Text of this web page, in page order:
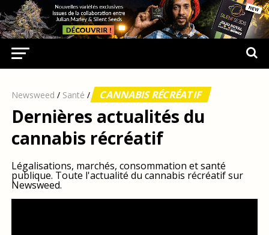
Newsweed / Santé / CANNABIS RÉCRÉATIF
Dernières actualités du
cannabis récréatif
Légalisations, marchés, consommation et santé
publique. Toute l'actualité du cannabis récréatif sur
Newsweed.